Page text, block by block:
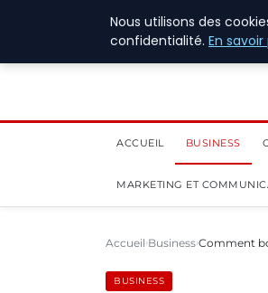
1 août 2026
ACCUEIL BUSINESS
MARKETING ET
Accueil Business Comment
BUSINESS
Nous utilisons des
confidentialité. En savoir